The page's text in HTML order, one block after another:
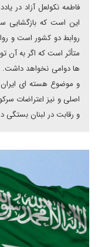
فاطمه نکولعل آزاد در
این است که بازگشایی
روابط دو کشور است و
متأثر است که اگر به آن
ها دوامی نخواهد داشت.
و موضوع هسته ای ایران
اصلی و نیز اعتراضات
و رقابت در لبنان بستگی